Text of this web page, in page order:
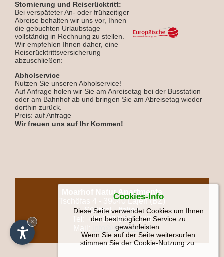
Cookies-Info
Diese Seite verwendet Cookies um Ihnen
den bestmöglichen Service zu
gewährleisten.
Wenn Sie auf der Seite weitersurfen
stimmen Sie der Cookie-Nutzung zu.
Stornierung und Reiserücktritt:
Bei verspäteter An- oder frühzeitiger
Abreise behalten wir uns vor, Ihnen
die gebuchten Urlaubstage
vollständig in Rechnung zu stellen.
Wir empfehlen Ihnen daher, eine
Reiserücktrittsversicherung
abzuschließen:
Abholservice
Nutzen Sie unseren Abholservice!
Auf Anfrage holen wir Sie am Anreisetag bei der Busstation
oder am Bahnhof ab und bringen Sie am Abreisetag wieder
dorthin zurück.
Preis: auf Anfrage
Wir freuen uns auf Ihr Kommen!
Moarhof Natur Apartments
Tschöfas 4 - 39040 Lajen (BZ)
Südtirol - Italien
Tel: +39 333 8437 673
Mail:
info@moar-hof.it
×